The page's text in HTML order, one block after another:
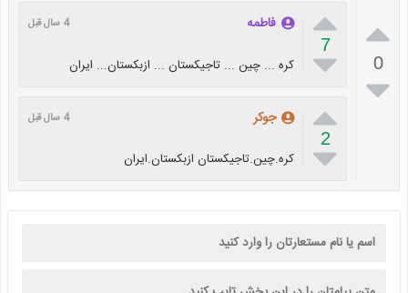

0


7

فاطمه 4 سال قبل
کره ... چین ‌... تاجیکستان ... ازبکستان... ایران

2

جوکر 4 سال قبل
کره.چین.تاجیکستان ازبکستان.ایران